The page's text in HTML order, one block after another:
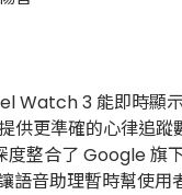
Watch 3 能即時顯
供更準確的心律追蹤
整合了 Google 旗
音助理暫時幫使用